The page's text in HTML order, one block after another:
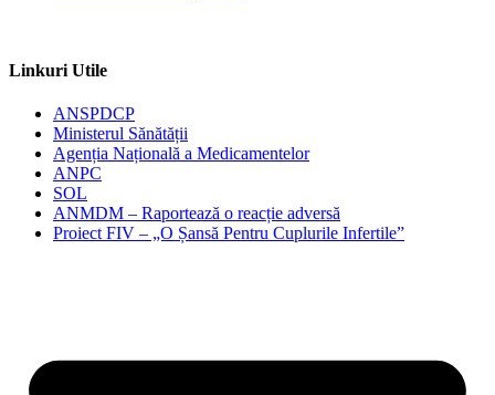
Linkuri Utile
ANSPDCP
Ministerul Sănătății
Agenția Națională a Medicamentelor
ANPC
SOL
ANMDM – Raportează o reacție adversă
Proiect FIV – „O Șansă Pentru Cuplurile Infertile”